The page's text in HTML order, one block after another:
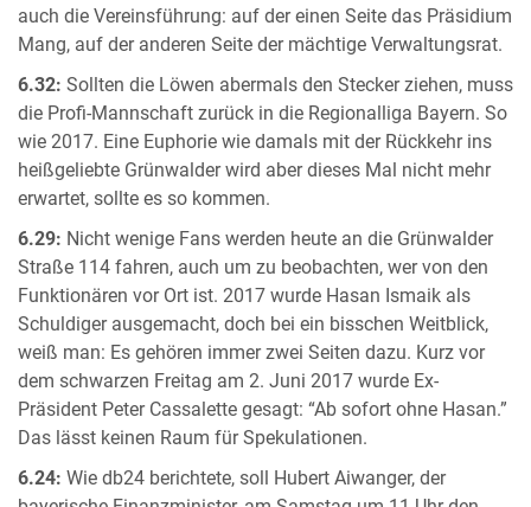
auch die Vereinsführung: auf der einen Seite das Präsidium
Mang, auf der anderen Seite der mächtige Verwaltungsrat.
6.32: Sollten die Löwen abermals den Stecker ziehen, muss
die Profi-Mannschaft zurück in die Regionalliga Bayern. So
wie 2017. Eine Euphorie wie damals mit der Rückkehr ins
heißgeliebte Grünwalder wird aber dieses Mal nicht mehr
erwartet, sollte es so kommen.
6.29: Nicht wenige Fans werden heute an die Grünwalder
Straße 114 fahren, auch um zu beobachten, wer von den
Funktionären vor Ort ist. 2017 wurde Hasan Ismaik als
Schuldiger ausgemacht, doch bei ein bisschen Weitblick,
weiß man: Es gehören immer zwei Seiten dazu. Kurz vor
dem schwarzen Freitag am 2. Juni 2017 wurde Ex-
Präsident Peter Cassalette gesagt: “Ab sofort ohne Hasan.”
Das lässt keinen Raum für Spekulationen.
6.24: Wie db24 berichtete, soll Hubert Aiwanger, der